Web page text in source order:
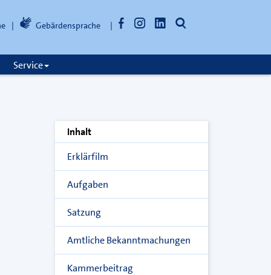
Gebärdensprache FacebookInstagramLinkedInSuche
Service
Inhalt
Erklärfilm
Aufgaben
Satzung
Amtliche Bekanntmachungen
Kammerbeitrag